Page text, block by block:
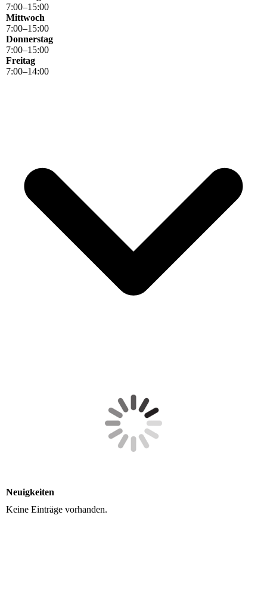
7:00–15:00
Mittwoch
7:00–15:00
Donnerstag
7:00–15:00
Freitag
7:00–14:00
Neuigkeiten
Keine Einträge vorhanden.